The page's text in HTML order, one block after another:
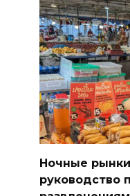
Ночные
руководство